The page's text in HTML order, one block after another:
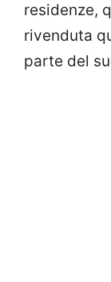
residenze,
rivenduta
parte del